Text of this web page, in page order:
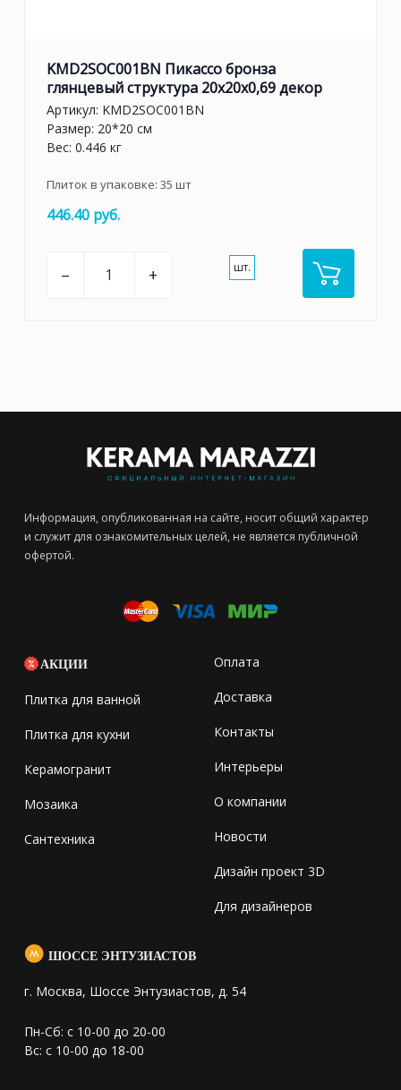
KMD2SOC001BN Пикассо бронза
глянцевый структура 20x20x0,69 декор
Артикул: KMD2SOC001BN
Размер: 20*20 см
Вес: 0.446 кг
Плиток в упаковке: 35 шт
446.40 руб.
– + шт.
Информация, опубликованная на сайте, носит общий характер
и служит для ознакомительных целей, не является публичной
офертой.
АКЦИИ
Плитка для ванной
Плитка для кухни
Керамогранит
Мозаика
Сантехника
Оплата
Доставка
Контакты
Интерьеры
О компании
Новости
Дизайн проект 3D
Для дизайнеров
ШОССЕ ЭНТУЗИАСТОВ
г. Москва, Шоссе Энтузиастов, д. 54
Пн-Сб: с 10-00 до 20-00
Вс: с 10-00 до 18-00